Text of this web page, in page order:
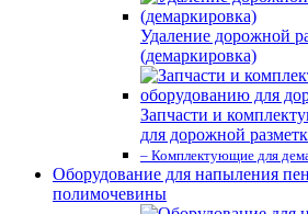
Удаление дорожной
(демаркировка)
Запчасти и
для дорожной
– Комплектующие для
Оборудование для напыления
полимочевины